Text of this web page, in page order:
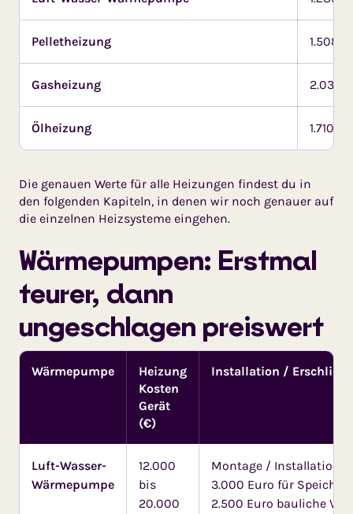
Pelletheizung 1.508
Gasheizung 2.034
Ölheizung 1.710
Die genauen Werte für alle Heizungen findest du in
den folgenden Kapiteln, in denen wir noch genauer auf
die einzelnen Heizsysteme eingehen.
Wärmepumpen: Erstmal
teurer, dann
ungeschlagen preiswert
Wärmepumpe
Heizung
Kosten
Gerät
(€)
Installation /
Luft-Wasser-
Wärmepumpe
12.000
bis
20.000
Montage / Installation
3.000 Euro für
2.500 Euro bauliche